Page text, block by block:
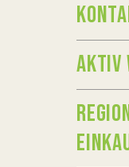
AKTIV